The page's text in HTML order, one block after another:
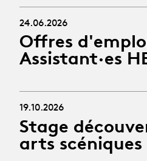
24.06.2026
Offres
Assistant·es
19.10.2026
Stage
arts scéniques